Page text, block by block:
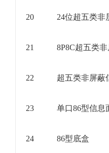
20 24位超五类非
21 8P8C超五类
22 超五类非屏蔽
23 单口86型信息
24 86型底盒